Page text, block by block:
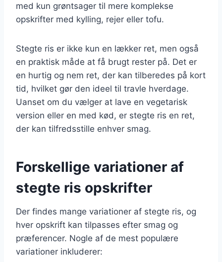
med kun grøntsager til mere komplekse
opskrifter med kylling, rejer eller tofu.
Stegte ris er ikke kun en lækker ret, men også
en praktisk måde at få brugt rester på. Det er
en hurtig og nem ret, der kan tilberedes på kort
tid, hvilket gør den ideel til travle hverdage.
Uanset om du vælger at lave en vegetarisk
version eller en med kød, er stegte ris en ret,
der kan tilfredsstille enhver smag.
Forskellige variationer af
stegte ris opskrifter
Der findes mange variationer af stegte ris, og
hver opskrift kan tilpasses efter smag og
præferencer. Nogle af de mest populære
variationer inkluderer: